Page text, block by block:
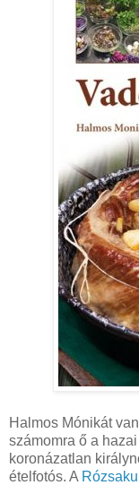
Halmos Mónikát
számomra ő a
koronázatlan
ételfotós. A